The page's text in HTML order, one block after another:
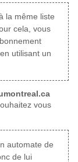
la même liste
cela, vous
utilisant un
vous
automate de
de lui